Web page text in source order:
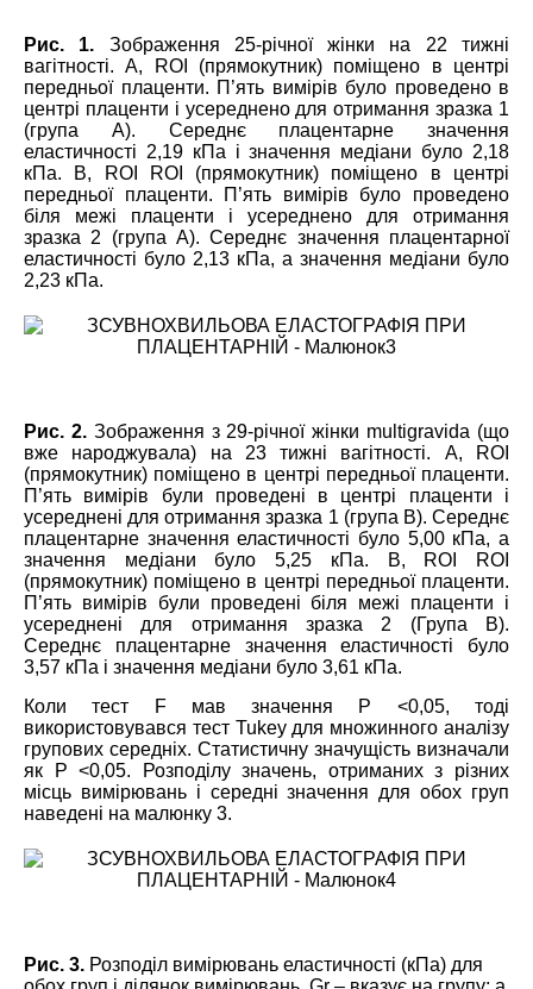
Рис. 1. Зображення 25-річної жінки на 22 тижні
вагітності. А, ROI (прямокутник) поміщено в центрі
передньої плаценти. П’ять вимірів було проведено в
центрі плаценти і усереднено для отримання зразка 1
(група А). Середнє плацентарне значення
еластичності 2,19 кПа і значення медіани було 2,18
кПа. В, ROI ROI (прямокутник) поміщено в центрі
передньої плаценти. П’ять вимірів було проведено
біля межі плаценти і усереднено для отримання
зразка 2 (група А). Середнє значення плацентарної
еластичності було 2,13 кПа, а значення медіани було
2,23 кПа.
Рис. 2.Зображення з 29-річної жінки multigravidа (що
вже народжувала) на 23 тижні вагітності. А, ROI
(прямокутник) поміщено в центрі передньої плаценти.
П’ять вимірів були проведені в центрі плаценти і
усереднені для отримання зразка 1 (група В). Середнє
плацентарне значення еластичності було 5,00 кПа, а
значення медіани було 5,25 кПа. В, ROI ROI
(прямокутник) поміщено в центрі передньої плаценти.
П’ять вимірів були проведені біля межі плаценти і
усереднені для отримання зразка 2 (Група B).
Середнє плацентарне значення еластичності було
3,57 кПа і значення медіани було 3,61 кПа.
Коли тест F мав значення P <0,05, тоді
використовувався тест Tukey для множинного аналізу
групових середніх. Статистичну значущість визначали
як P <0,05. Розподілу значень, отриманих з різних
місць вимірювань і середні значення для обох груп
наведені на малюнку 3.
Рис. 3. Розподіл вимірювань еластичності (кПа) для